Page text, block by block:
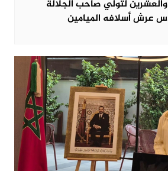
لتولي صاحب الجلالة
عرش أسلافه الميامين